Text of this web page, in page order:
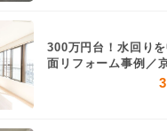
300万円台！水回り
面リフォーム事例／